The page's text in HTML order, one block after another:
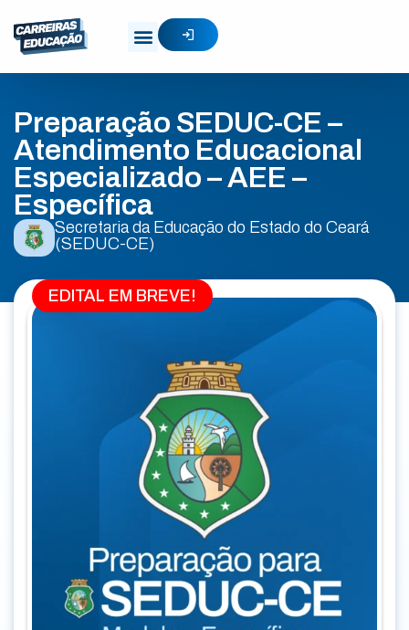
Preparação SEDUC-CE –
Atendimento Educacional
Especializado – AEE –
Específica
Secretaria da Educação do Estado do Ceará
(SEDUC-CE)
EDITAL EM BREVE!